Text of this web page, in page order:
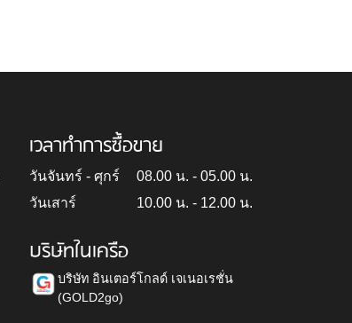
เวลาทำการซื้อขาย
วันจันทร์ - ศุกร์
08.00 น. - 05.00 น.
วันเสาร์
10.00 น. - 12.00 น.
บริษัทในเครือ
บริษัท อินเตอร์โกลด์ เจเนอเรชั่น
(GOLD2go)